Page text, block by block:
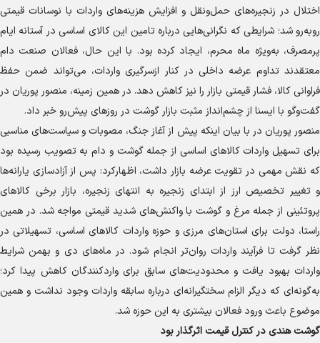
اختلال در زنجیره‌های حمل‌ونقل و افزایش هزینه‌های واردات با نوسانات قیمتی
روبه‌رو شد؛ شرایطی که نگرانی‌هایی درباره تامین این کالای اساسی در آستانه ایام
پرمصرف، به‌ویژه ماه محرم، ایجاد کرده بود. با این حال، فعالان صنعت دام
معتقدند تداوم عرضه داخلی در کنار ازسرگیری واردات، می‌تواند ضمن حفظ
فراوانی کالا، فشار قیمتی بازار را نیز کاهش دهد. در همین زمینه، منصور پوریان در
گفت‌و‌گو با ایسنا از چشم‌انداز مثبت بازار گوشت در روز‌های پیش‌رو خبر داد.
منصور پوریان در با بیان اینکه پیش از آغاز جنگ، مصوبات و سیاست‌های مناسبی
برای تسهیل واردات کالا‌های اساسی از جمله گوشت و دام به تصویب رسیده بود
که نقش مهمی در تقویت عرضه بازار داشت، اظهارکرد: پس از آزادسازی یارانه‌ها
و تغییر تخصیص ارز از ابتدای زنجیره به انتهای زنجیره، بازار برخی کالا‌های
پروتئینی از جمله مرغ و گوشت با واکنش‌های شدید قیمتی مواجه شد. در همین
راستا، دولت برای استان‌های مرزی و حوزه واردات کالا‌های اساسی، تسهیلاتی در
نظر گرفت تا فرآیند واردات روان‌تر انجام شود. در ماه‌های دی و بهمن شرایط
واردات بهبود یافت و محدودیت‌های سابق برای واردکنندگان کاهش پیدا کرد؛
به‌گونه‌ای که دیگر الزام سختگیرانه‌ای درباره سابقه واردات وجود نداشت و همین
موضوع باعث ورود فعالان بیشتری به این حوزه شد.
گوشت هندی در کنترل قیمت اثرگذار بود